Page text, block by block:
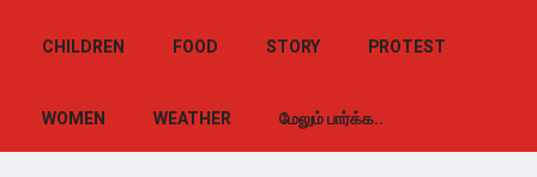
CHILDREN FOOD STORY PROTEST
WOMEN WEATHER மேலும் பார்க்க..